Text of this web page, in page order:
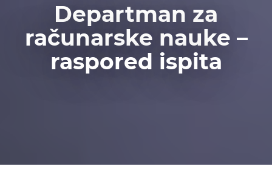
Departman za
računarske nauke –
raspored ispita